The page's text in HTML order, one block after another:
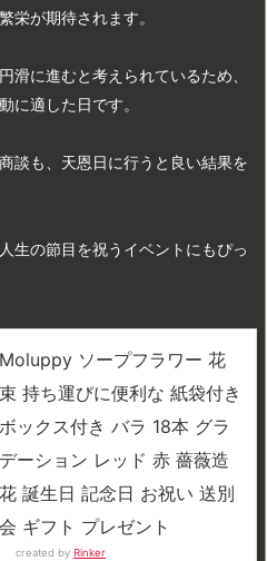
栄が期待されます。
滑に進むと考えられているため、
に適した日です。
談も、天恩日に行うと良い結果を
生の節目を祝うイベントにもぴっ
Moluppy ソープフラワー 花
束 持ち運びに便利な 紙袋付き
ボックス付き バラ 18本 グラ
デーション レッド 赤 薔薇造
花 誕生日 記念日 お祝い 送別
会 ギフト プレゼント
created by Rinker